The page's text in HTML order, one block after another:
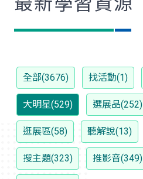
全部(3676) 找活動(1)
大明星(529) 選展品(252)
逛展區(58) 聽解說(13)
搜主題(323) 推影音(349)